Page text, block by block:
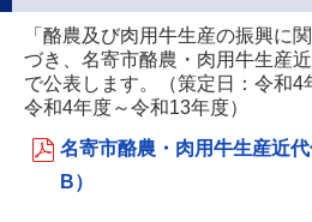
「酪農及び肉用牛生産の振興に
づき、名寄市酪農・肉用牛生産
で公表します。（策定日：令和
令和4年度～令和13年度）
名寄市酪農・肉用牛生産近
B）